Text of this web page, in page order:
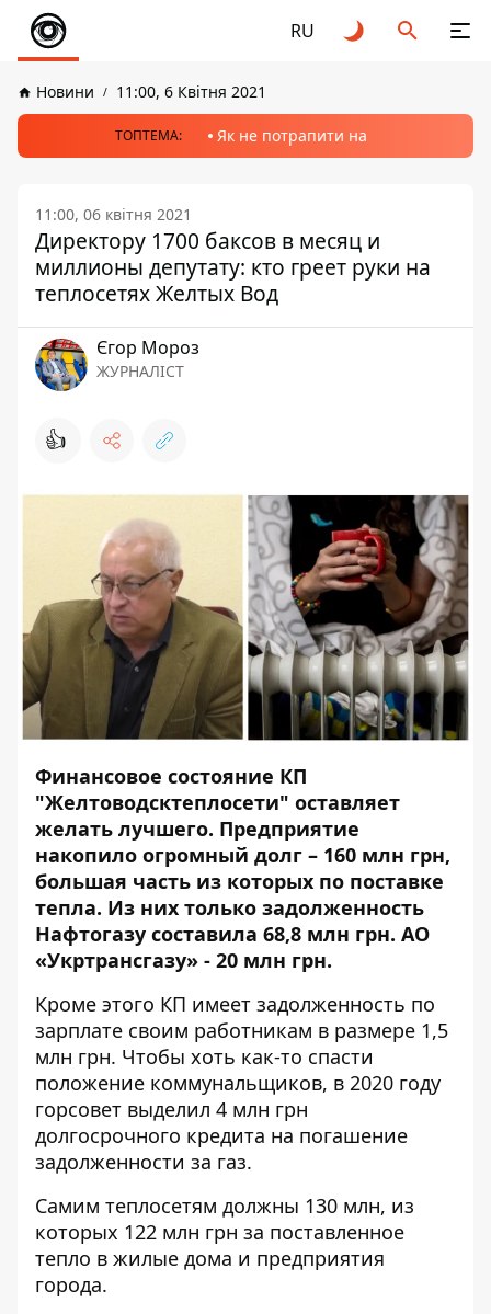
RU
Новини 11:00, 6 Квітня 2021
ТОПТЕМА: Як не потрапити на
11:00, 06 квітня 2021
Директору 1700 баксов в месяц и
миллионы депутату: кто греет руки на
теплосетях Желтых Вод
Єгор Мороз
ЖУРНАЛІСТ
👍
Финансовое состояние КП
"Желтоводсктеплосети" оставляет
желать лучшего. Предприятие
накопило огромный долг – 160 млн грн,
большая часть из которых по поставке
тепла. Из них только задолженность
Нафтогазу составила 68,8 млн грн. АО
«Укртрансгазу» - 20 млн грн.
Кроме этого КП имеет задолженность по
зарплате своим работникам в размере 1,5
млн грн. Чтобы хоть как-то спасти
положение коммунальщиков, в 2020 году
горсовет выделил 4 млн грн
долгосрочного кредита на погашение
задолженности за газ.
Самим теплосетям должны 130 млн, из
которых 122 млн грн за поставленное
тепло в жилые дома и предприятия
города.